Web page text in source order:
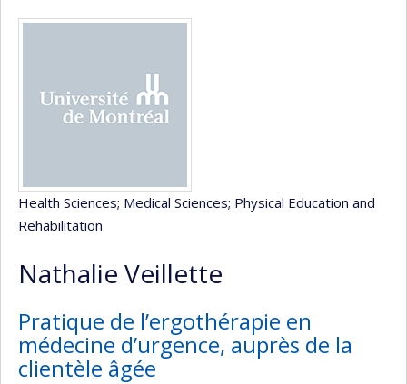
Health Sciences; Medical Sciences; Physical Education and
Rehabilitation
Nathalie Veillette
Pratique de l’ergothérapie en
médecine d’urgence, auprès de la
clientèle âgée